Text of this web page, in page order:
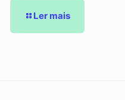
Ler mais